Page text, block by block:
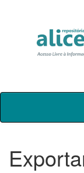
Skip